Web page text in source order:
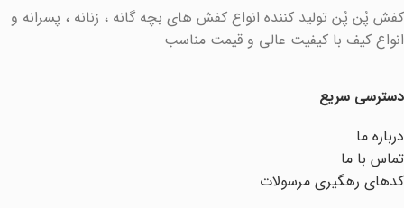
کفش پُن پُن تولید کننده انواع کفش های بچه گانه ، زنانه ، پسرانه و
انواع کیف با کیفیت عالی و قیمت مناسب
دسترسی سریع
درباره ما
تماس با ما
کدهای رهگیری مرسولات